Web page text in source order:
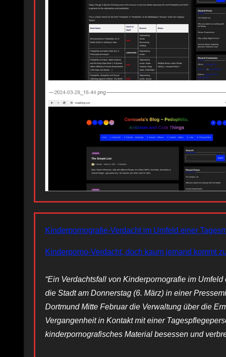
Kinderpornografie-Verdacht im Umfeld einer
Kinderporno-Verdacht, doch kaum jemand kommt
“Ein Verdachtsfall von Kinderpornografie im
die Stadt am Donnerstag (6. März) in einer
Dortmund Mitte Februar die Verwaltung über die
Vergangenheit in Kontakt mit einer
kinderpornografisches Material besessen und